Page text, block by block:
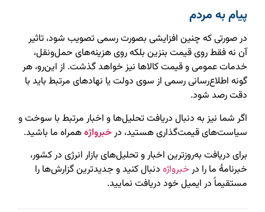
پیام به مردم
در صورتی که چنین افزایشی بصورت رسمی تصویب شود، تاثیر
آن نه فقط روی قیمت بنزین بلکه روی هزینه‌‌های حمل‌ونقل،
خدمات عمومی و قیمت کالاها نیز خواهد گذشت. از این‌رو، هر
گونه اطلاع‌رسانی رسمی از سوی دولت یا نهادهای مرتبط باید با
دقت رصد شود.
اگر شما نیز به دنبال دریافت تحلیل‌ها و اخبار مرتبط با سوخت و
سیاست‌های قیمت‌گذاری هستید، درخبرواژههمراه ما باشید.
برای دریافت به‌روزترین اخبار و تحلیل‌های بازار انرژی در کشور،
خبرنامهٔ ما را در خبرواژه دنبال کنید و جدیدترین گزارش‌ها را
مستقیماً در ایمیل خود دریافت نمایید.